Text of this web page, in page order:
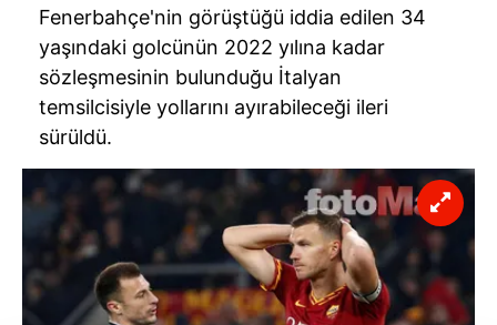
Fenerbahçe'nin görüştüğü iddia edilen 34
yaşındaki golcünün 2022 yılına kadar
sözleşmesinin bulunduğu İtalyan
temsilcisiyle yollarını ayırabileceği ileri
sürüldü.